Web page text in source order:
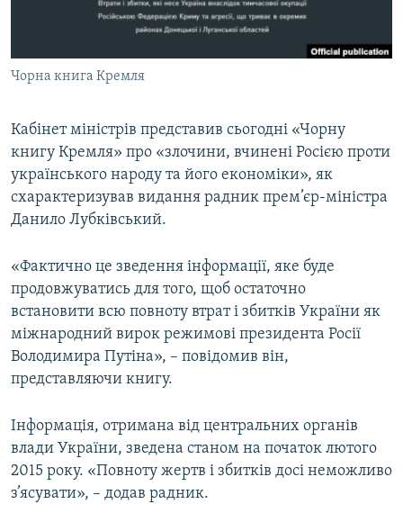
ВІДЕОУРОКИ «ELIFBE»
УКРАЇНСЬКА ПРОБЛЕМА КРИМУ
Qırımtatar
Усі сайти RFE/RL
Чорна книга Кремля
Кабінет міністрів представив сьогодні «Чорну
книгу Кремля» про «злочини, вчинені Росією проти
українського народу та його економіки», як
схарактеризував видання радник прем’єр-міністра
Данило Лубківський.
«Фактично це зведення інформації, яке буде
продовжуватись для того, щоб остаточно
встановити всю повноту втрат і збитків України як
міжнародний вирок режимові президента Росії
Володимира Путіна», – повідомив він,
представляючи книгу.
Інформація, отримана від центральних органів
влади України, зведена станом на початок лютого
2015 року. «Повноту жертв і збитків досі неможливо
з’ясувати», – додав радник.